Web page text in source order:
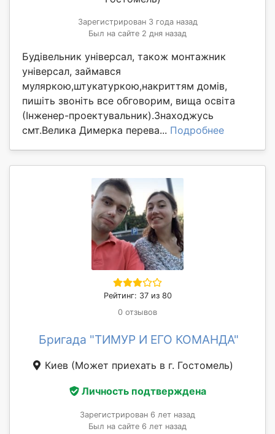
Зарегистрирован 3 года назад
Был на сайте 2 дня назад
Будівельник універсал, також монтажник
універсал, займався
муляркою,штукатуркою,накриттям домів,
пишіть звоніть все обговорим, вища освіта
(Інженер-проектувальник).Знаходжусь
смт.Велика Димерка перева... Подробнее
Рейтинг: 37 из 80
0 отзывов
Бригада "ТИМУР И ЕГО КОМАНДА"
Киев (Может приехать в г. Гостомель)
Личность подтверждена
Зарегистрирован 6 лет назад
Был на сайте 6 лет назад